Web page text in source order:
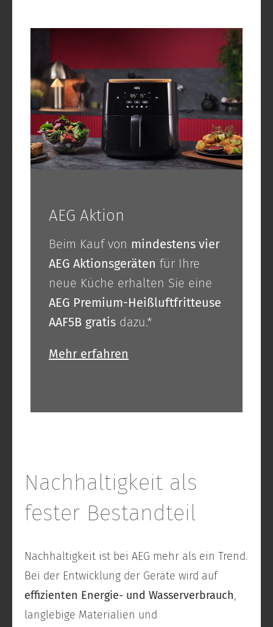
AEG Aktion
Beim Kauf von mindestens vier
AEG Aktionsgeräten für Ihre
neue Küche erhalten Sie eine
AEG Premium-Heißluftfritteuse
AAF5B gratis dazu.*
Mehr erfahren
Nachhaltigkeit als
fester Bestandteil
Nachhaltigkeit ist bei AEG mehr als ein Trend.
Bei der Entwicklung der Geräte wird auf
effizienten Energie- und Wasserverbrauch,
langlebige Materialien und